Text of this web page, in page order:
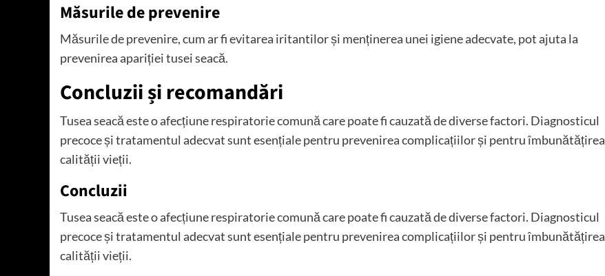
Măsurile de prevenire
Măsurile de prevenire, cum ar fi evitarea iritantilor și menținerea unei igiene adecvate, pot ajuta la
prevenirea apariției tusei seacă.
Concluzii și recomandări
Tusea seacă este o afecțiune respiratorie comună care poate fi cauzată de diverse factori. Diagnosticul
precoce și tratamentul adecvat sunt esențiale pentru prevenirea complicațiilor și pentru îmbunătățirea
calității vieții.
Concluzii
Tusea seacă este o afecțiune respiratorie comună care poate fi cauzată de diverse factori. Diagnosticul
precoce și tratamentul adecvat sunt esențiale pentru prevenirea complicațiilor și pentru îmbunătățirea
calității vieții.